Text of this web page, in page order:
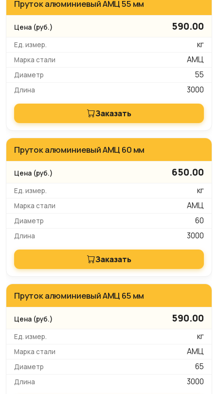
Пруток алюминиевый АМЦ 55 мм
590.00
кг
АМЦ
55
3000
Заказать
Пруток алюминиевый АМЦ 60 мм
650.00
кг
АМЦ
60
3000
Заказать
Пруток алюминиевый АМЦ 65 мм
590.00
кг
АМЦ
65
3000